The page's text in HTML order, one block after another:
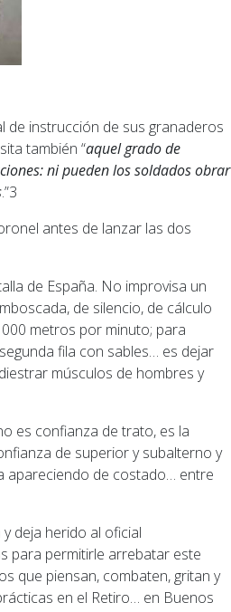
de instrucción de sus granaderos
también “aquel grado de
ni pueden los soldados obrar
.”3
antes de lanzar las dos
de España. No improvisa un
de silencio, de cálculo
metros por minuto; para
fila con sables… es dejar
músculos de hombres y
es confianza de trato, es la
de superior y subalterno y
apareciendo de costado… entre
deja herido al oficial
para permitirle arrebatar este
que piensan, combaten, gritan y
en el Retiro… en Buenos